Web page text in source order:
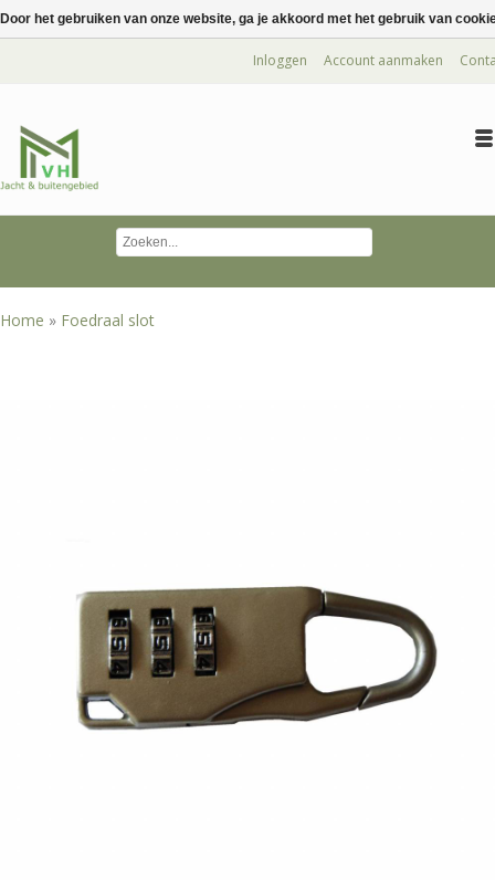
Inloggen Account aanmaken
Home » Foedraal slot
Door het gebruiken van onze website, ga je akkoord met het gebruik van